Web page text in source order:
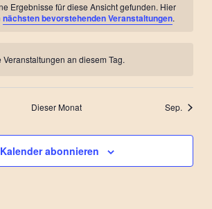
Ergebnisse für diese Ansicht gefunden. Hier
nächsten bevorstehenden Veranstaltungen.
Veranstaltungen an diesem Tag.
Dieser Monat Sep.
Kalender abonnieren